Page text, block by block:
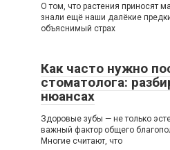
О том, что растения приносят
знали ещё наши далёкие
объяснимый страх
Как часто нужно
стоматолога:
нюансах
Здоровые зубы — не только
важный фактор общего
Многие считают, что